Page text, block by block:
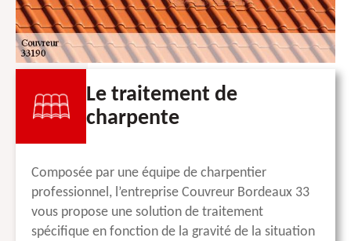
Le traitement de
charpente
Composée par une équipe de charpentier
professionnel, l’entreprise Couvreur Bordeaux 33
vous propose une solution de traitement
spécifique en fonction de la gravité de la situation